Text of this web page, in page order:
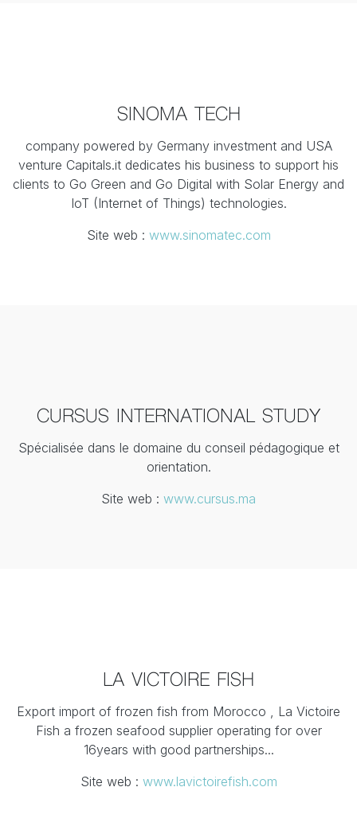
SINOMA TECH
company powered by Germany investment and USA
venture Capitals.it dedicates his business to support his
clients to Go Green and Go Digital with Solar Energy and
IoT (Internet of Things) technologies.
Site web : www.sinomatec.com
CURSUS INTERNATIONAL STUDY
Spécialisée dans le domaine du conseil pédagogique et
orientation.
Site web : www.cursus.ma
LA VICTOIRE FISH
Export import of frozen fish from Morocco , La Victoire
Fish a frozen seafood supplier operating for over
16years with good partnerships...
Site web : www.lavictoirefish.com